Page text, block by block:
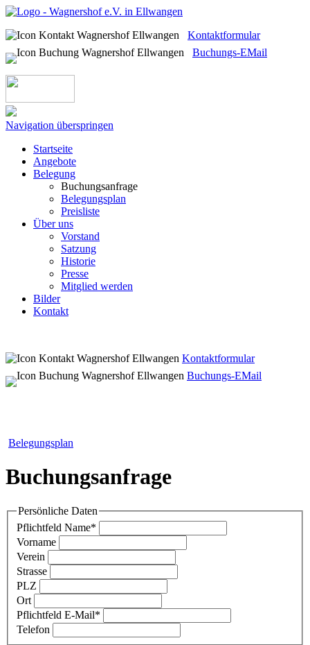
Kontaktformular
Buchungs-EMail
Navigation überspringen
Startseite
Angebote
Belegung
Buchungsanfrage
Belegungsplan
Preisliste
Über uns
Vorstand
Satzung
Historie
Presse
Mitglied werden
Bilder
Kontakt
Kontaktformular
Buchungs-EMail
Belegungsplan
Buchungsanfrage
Persönliche Daten
Pflichtfeld Name*
Vorname
Verein
Strasse
PLZ
Ort
Pflichtfeld E-Mail*
Telefon